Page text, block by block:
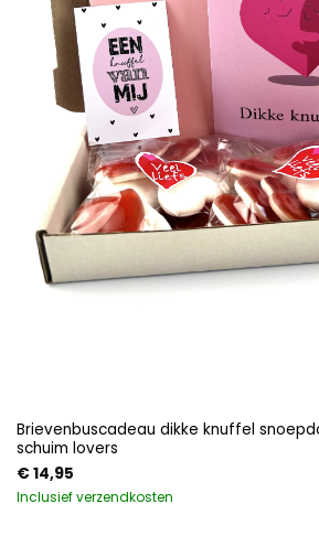
Brievenbuscadeau dikke knuffel
schuim lovers
€14,95
Inclusief verzendkosten